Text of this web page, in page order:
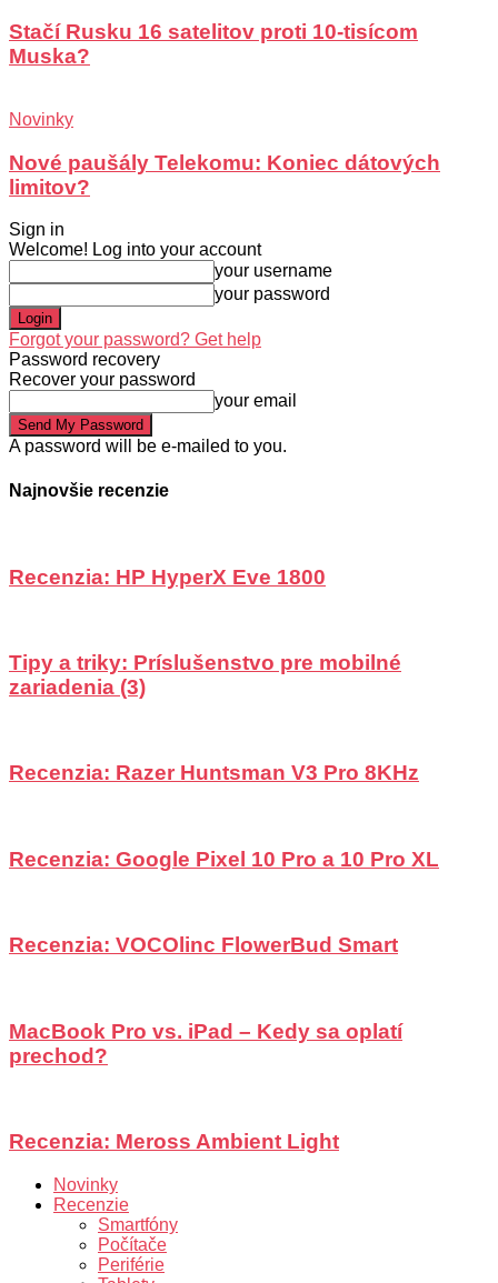
Stačí Rusku 16 satelitov proti 10-tisícom
Muska?
Novinky
Nové paušály Telekomu: Koniec dátových
limitov?
Sign in
Welcome! Log into your account
your username
your password
Forgot your password? Get help
Password recovery
Recover your password
your email
A password will be e-mailed to you.
Najnovšie recenzie
Recenzia: HP HyperX Eve 1800
Tipy a triky: Príslušenstvo pre mobilné
zariadenia (3)
Recenzia: Razer Huntsman V3 Pro 8KHz
Recenzia: Google Pixel 10 Pro a 10 Pro XL
Recenzia: VOCOlinc FlowerBud Smart
MacBook Pro vs. iPad – Kedy sa oplatí
prechod?
Recenzia: Meross Ambient Light
Novinky
Recenzie
Smartfóny
Počítače
Periférie